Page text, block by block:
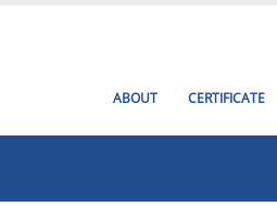
ABOUT CERTIFICATE